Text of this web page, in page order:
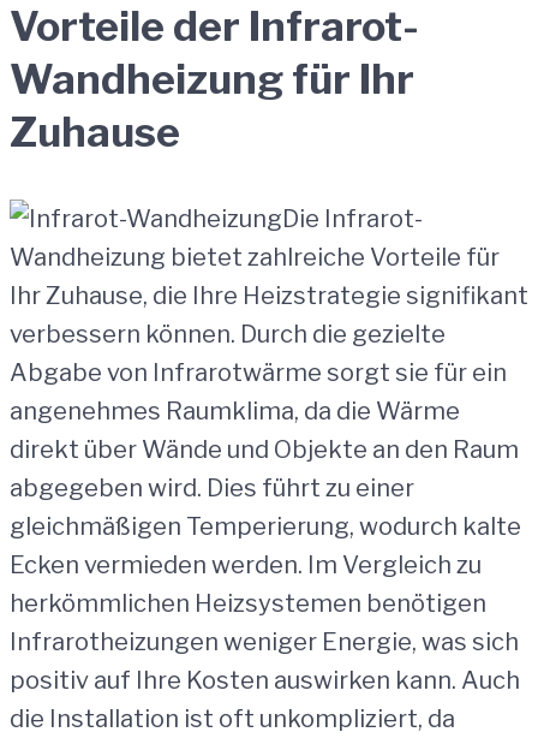
Vorteile der Infrarot-
Wandheizung für Ihr
Zuhause
Die Infrarot-
Wandheizung bietet zahlreiche Vorteile für
Ihr Zuhause, die Ihre Heizstrategie signifikant
verbessern können. Durch die gezielte
Abgabe von Infrarotwärme sorgt sie für ein
angenehmes Raumklima, da die Wärme
direkt über Wände und Objekte an den Raum
abgegeben wird. Dies führt zu einer
gleichmäßigen Temperierung, wodurch kalte
Ecken vermieden werden. Im Vergleich zu
herkömmlichen Heizsystemen benötigen
Infrarotheizungen weniger Energie, was sich
positiv auf Ihre Kosten auswirken kann. Auch
die Installation ist oft unkompliziert, da